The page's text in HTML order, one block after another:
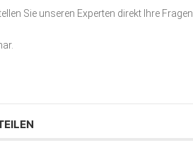
Sie unseren Experten direkt Ihre Fragen.